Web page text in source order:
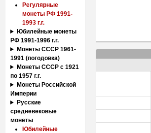
Регулярные
монеты РФ 1991-
1993 г.г.
Юбилейные монеты
РФ 1991-1996 г.г.
Монеты СССР 1961-
1991 (погодовка)
Монеты СССР с 1921
по 1957 г.г.
Монеты Российской
Империи
Русские
средневековые
монеты
Юбилейные